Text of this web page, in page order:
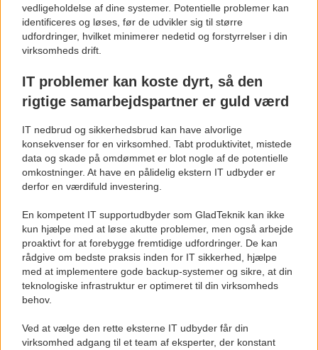
vedligeholdelse af dine systemer. Potentielle problemer kan
identificeres og løses, før de udvikler sig til større
udfordringer, hvilket minimerer nedetid og forstyrrelser i din
virksomheds drift.
IT problemer kan koste dyrt, så den
rigtige samarbejdspartner er guld værd
IT nedbrud og sikkerhedsbrud kan have alvorlige
konsekvenser for en virksomhed. Tabt produktivitet, mistede
data og skade på omdømmet er blot nogle af de potentielle
omkostninger. At have en pålidelig ekstern IT udbyder er
derfor en værdifuld investering.
En kompetent IT supportudbyder som GladTeknik kan ikke
kun hjælpe med at løse akutte problemer, men også arbejde
proaktivt for at forebygge fremtidige udfordringer. De kan
rådgive om bedste praksis inden for IT sikkerhed, hjælpe
med at implementere gode backup-systemer og sikre, at din
teknologiske infrastruktur er optimeret til din virksomheds
behov.
Ved at vælge den rette eksterne IT udbyder får din
virksomhed adgang til et team af eksperter, der konstant